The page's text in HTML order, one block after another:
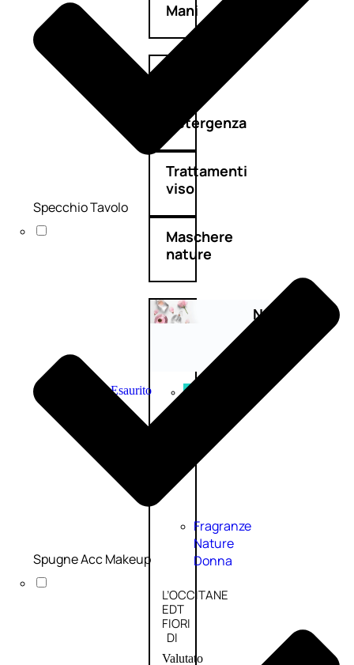
Mani
Detergenza
Trattamenti
viso
Maschere
nature
Novità
Esaurito
Fragranze
Nature
Donna
L’OCCITANE
EDT
FIORI
DI
Valutato
Specchio Tavolo
Spugne Acc Makeup